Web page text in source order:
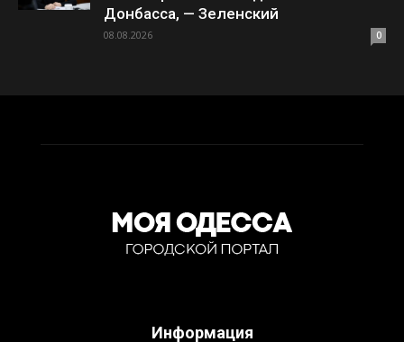
Донбасса, — Зеленский
08.08.2026 0
Информация